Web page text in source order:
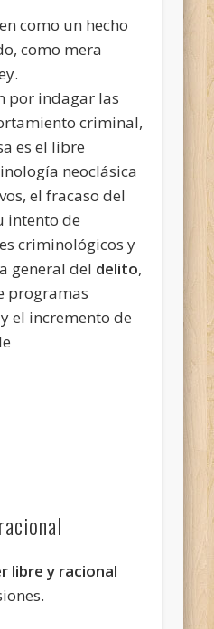
como un hecho
como mera
por indagar las
criminal,
es el libre
neoclásica
el fracaso del
intento de
criminológicos y
general del delito,
programas
el incrementode
libre y racional